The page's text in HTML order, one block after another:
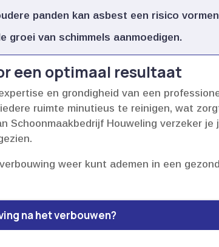
panden kan asbest een risico
groei van schimmels aanmoedigen.​
een optimaal resultaat
en grondigheid van een
ruimte minutieus te reinigen, wat
Schoonmaakbedrijf Houweling verzeker
weer kunt ademen in een
na het verbouwen?